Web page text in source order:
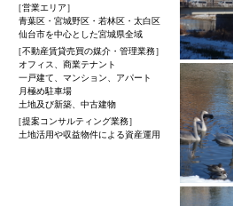
［営業エリア］
青葉区・宮城野区・若林区・太白区
仙台市を中心とした宮城県全域
［不動産賃貸売買の媒介・管理業務］
オフィス、商業テナント
一戸建て、マンション、アパート
月極め駐車場
土地及び新築、中古建物
［提案コンサルティング業務］
土地活用や収益物件による資産運用